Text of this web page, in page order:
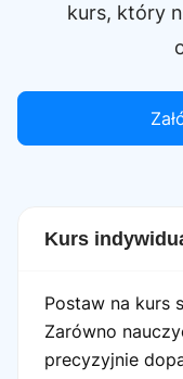
kurs, który
Kurs
Postaw na kurs
Zarówno
precyzyjnie